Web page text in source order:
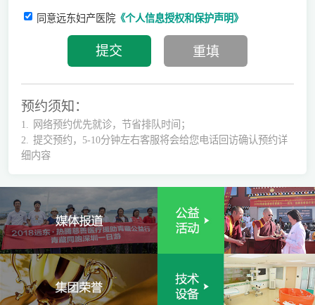
同意远东妇产医院《个人信息授权和保护声明》
预约须知：
1.
网络预约优先就诊，节省排队时间；
2.
提交预约，5-10分钟左右客服将会给您电话回访确认预约详
细内容